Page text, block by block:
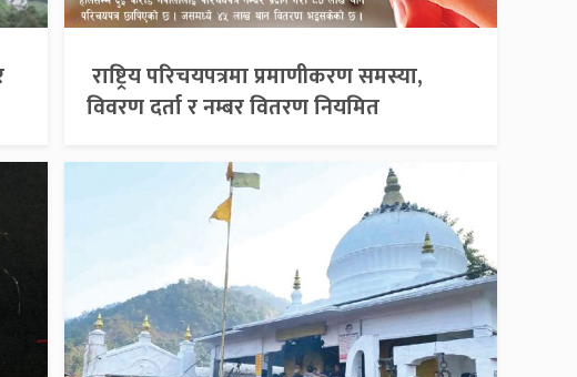
राष्ट्रिय परिचयपत्रमा प्रमाणीकरण समस्या,
विवरण दर्ता र नम्बर वितरण नियमित